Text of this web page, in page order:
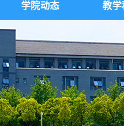
学院动态 教学